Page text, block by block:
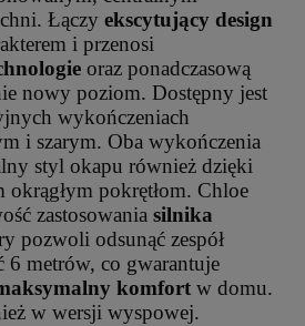
Łączy ekscytujący design
i przenosi
oraz ponadczasową
nowy poziom. Dostępny jest
wykończeniach
i szarym. Oba wykończenia
styl okapu również dzięki
okrągłym pokrętłom. Chloe
zastosowania silnika
pozwoli odsunąć zespół
6 metrów, co gwarantuje
komfort w domu.
w wersji wyspowej.